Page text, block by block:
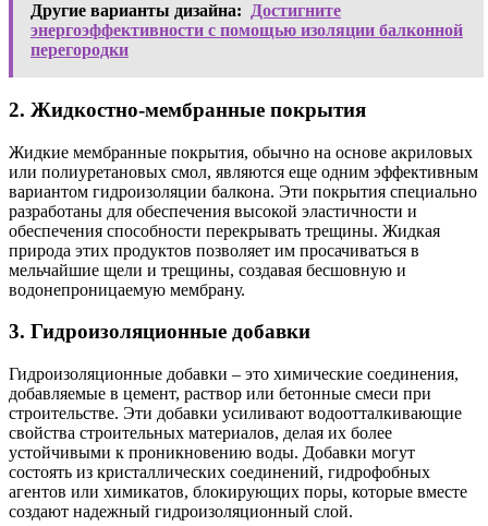
Другие варианты дизайна:
Достигните
энергоэффективности с помощью изоляции балконной
перегородки
2. Жидкостно-мембранные покрытия
Жидкие мембранные покрытия, обычно на основе акриловых
или полиуретановых смол, являются еще одним эффективным
вариантом гидроизоляции балкона. Эти покрытия специально
разработаны для обеспечения высокой эластичности и
обеспечения способности перекрывать трещины. Жидкая
природа этих продуктов позволяет им просачиваться в
мельчайшие щели и трещины, создавая бесшовную и
водонепроницаемую мембрану.
3. Гидроизоляционные добавки
Гидроизоляционные добавки – это химические соединения,
добавляемые в цемент, раствор или бетонные смеси при
строительстве. Эти добавки усиливают водоотталкивающие
свойства строительных материалов, делая их более
устойчивыми к проникновению воды. Добавки могут
состоять из кристаллических соединений, гидрофобных
агентов или химикатов, блокирующих поры, которые вместе
создают надежный гидроизоляционный слой.